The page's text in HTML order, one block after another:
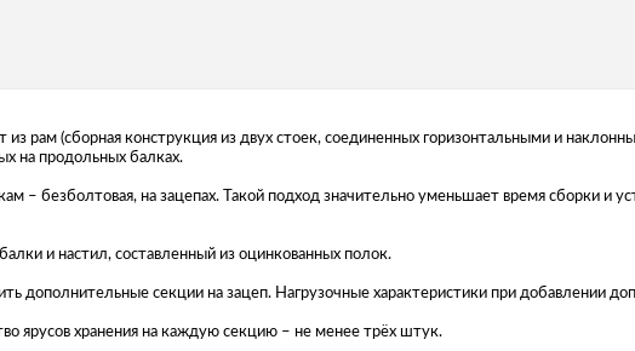
из рам (сборная конструкция из двух стоек, соединенных горизонтальными и
на продольных балках.
– безболтовая, на зацепах. Такой подход значительно уменьшает время сборки и
и настил, составленный из оцинкованных полок.
дополнительные секции на зацеп. Нагрузочные характеристики при добавлении
ярусов хранения на каждую секцию – не менее трёх штук.